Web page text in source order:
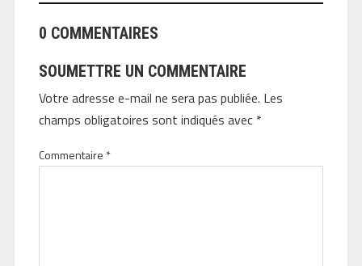
0 COMMENTAIRES
SOUMETTRE UN COMMENTAIRE
Votre adresse e-mail ne sera pas publiée. Les
champs obligatoires sont indiqués avec *
Commentaire *